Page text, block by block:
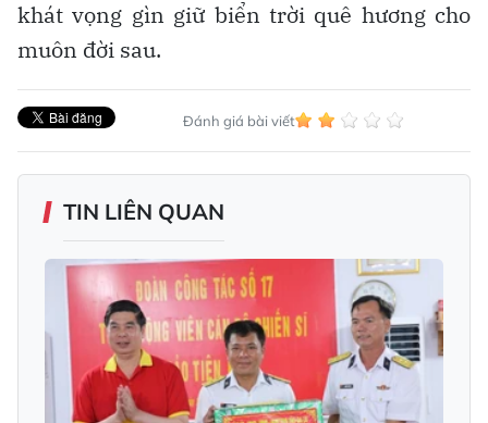
khát vọng gìn giữ biển trời quê hương cho
muôn đời sau.
Đánh giá bài viết
TIN LIÊN QUAN